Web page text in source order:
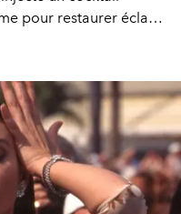
pour restaurer éclat,